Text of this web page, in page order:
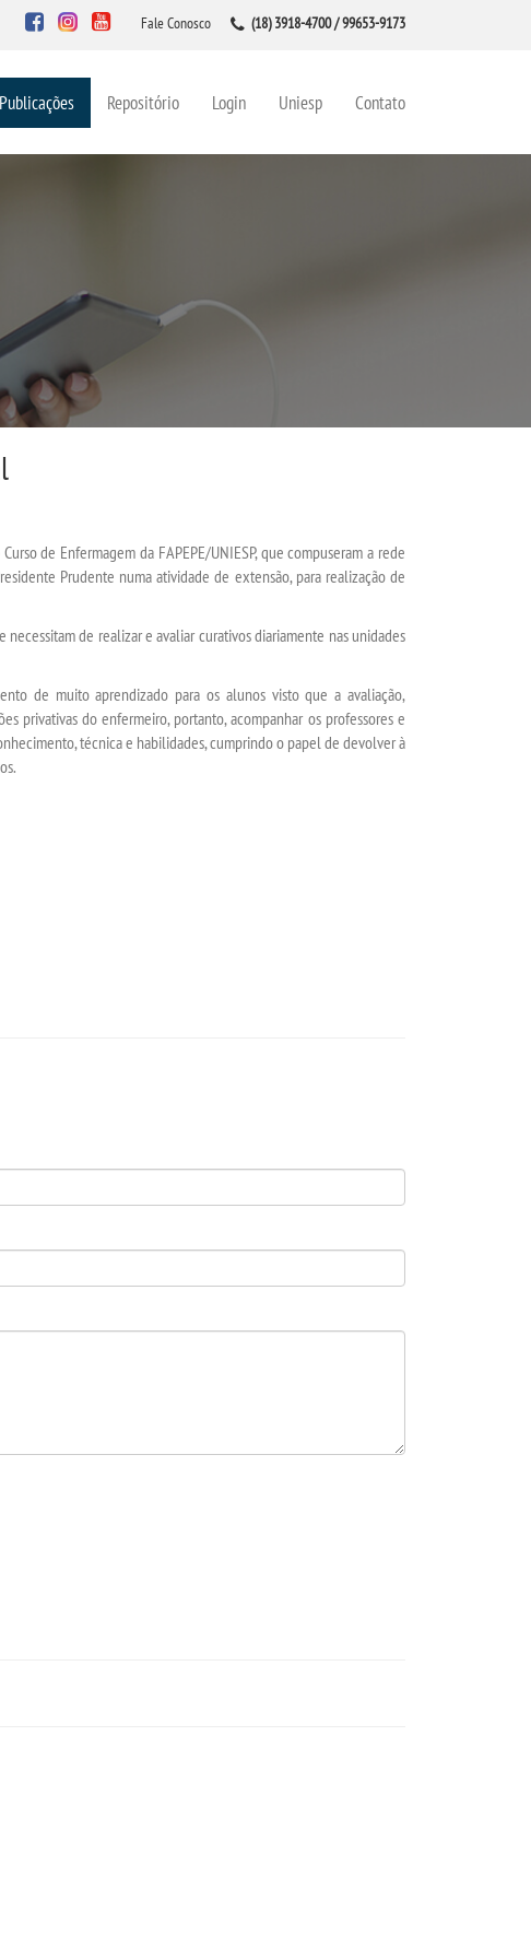
Fale Conosco (18) 3918-4700 / 99653-9173
Publicações Repositório Login Uniesp Contato
de Enfermagem da FAPEPE/UNIESP, que compuseram a rede
Prudente numa atividade de extensão, para realização de
de realizar e avaliar curativos diariamente nas unidades
de muito aprendizado para os alunos visto que a avaliação,
privativas do enfermeiro, portanto, acompanhar os professores e
técnica e habilidades, cumprindo o papel de devolver à